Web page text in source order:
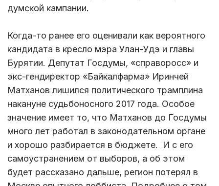
думской кампании.
Когда-то ранее его оценивали как вероятного
кандидата в кресло мэра Улан-Удэ и главы
Бурятии. Депутат Госдумы, «справоросс» и
экс-гендиректор «Байкалфарма» Иринчей
Матханов лишился политического трамплина
накануне судьбоносного 2017 года. Особое
значение имеет то, что Матханов до Госдумы
много лет работал в законодательном органе
и хорошо разбирается в бюджете. И с его
самоустранением от выборов, а об этом
будет рассказано дальше, регион потерял в